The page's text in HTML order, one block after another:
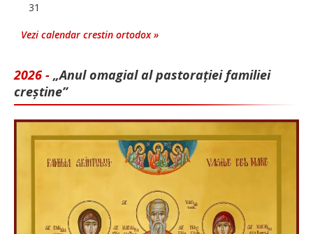
31
Vezi calendar crestin ortodox »
2026 - „Anul omagial al pastorației familiei
creștine”